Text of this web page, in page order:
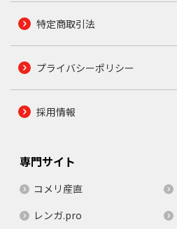
特定商取引法
プライバシーポリシー
採用情報
専門サイト
コメリ産直
レンガ.pro